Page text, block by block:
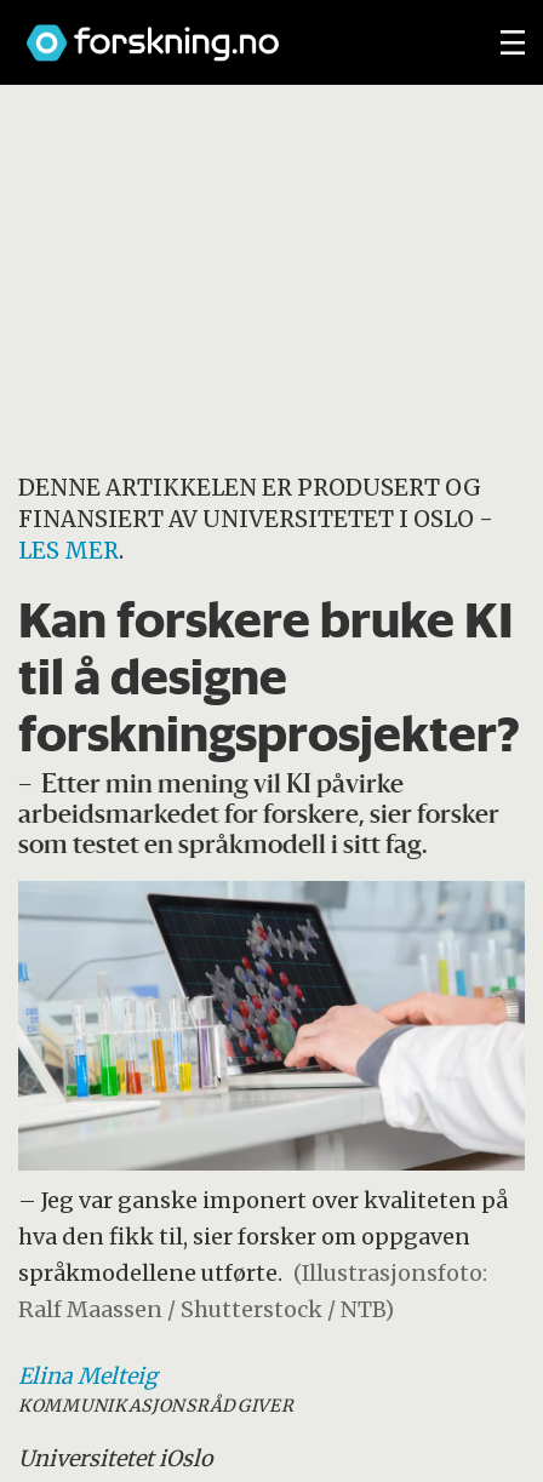
DENNE ARTIKKELEN ER PRODUSERT OG
FINANSIERT AV UNIVERSITETET I OSLO -
LES MER.
Kan forskere bruke KI
til å designe
forskningsprosjekter?
– Etter min mening vil KI påvirke
arbeidsmarkedet for forskere, sier forsker
som testet en språkmodell i sitt fag.
– Jeg var ganske imponert over kvaliteten på
hva den fikk til, sier forsker om oppgaven
språkmodellene utførte. (Illustrasjonsfoto:
Ralf Maassen / Shutterstock / NTB)
ElinaMelteig
KOMMUNIKASJONSRÅDGIVER
Universitetet iOslo